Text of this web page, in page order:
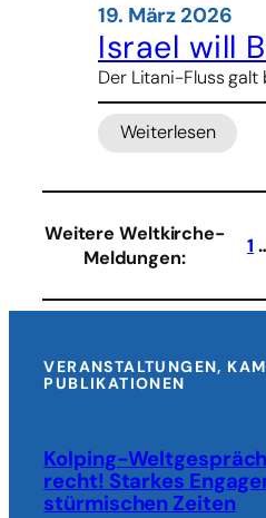
–
Frauen
tragen
die
größte
Last
19. März 2026
Israel will
Der Litani-Fluss
Weiterlesen
:
will
im
Südlibanon
–
ausgeweitet
Weitere Weltkirche-
Meldungen:
1
VERANSTALTUNGEN,
PUBLIKATIONEN
Kolping-
recht! Starkes
stürmischen Zeiten